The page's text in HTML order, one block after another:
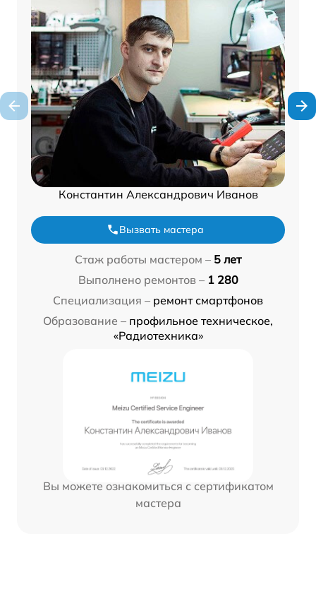
Константин Александрович Иванов
Вызвать мастера
Стаж работы мастером – 5 лет
Выполнено ремонтов – 1 280
Специализация – ремонт смартфонов
Образование – профильное техническое,
«Радиотехника»
Вы можете ознакомиться с сертификатом
мастера